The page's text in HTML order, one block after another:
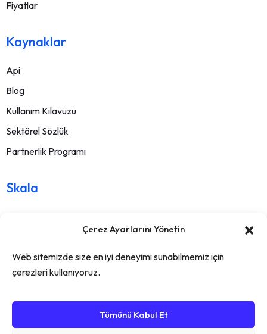
Çerez Ayarlarını Yönetin
Web sitemizde size en iyi deneyimi sunabilmemiz için
çerezleri kullanıyoruz.
Tümünü Kabul Et
Fiyatlar
Kaynaklar
Api
Blog
Kullanım Kılavuzu
Sektörel Sözlük
Partnerlik Programı
Skala
Sıkça sorulan sorular
Kullanım Sözleşmesi